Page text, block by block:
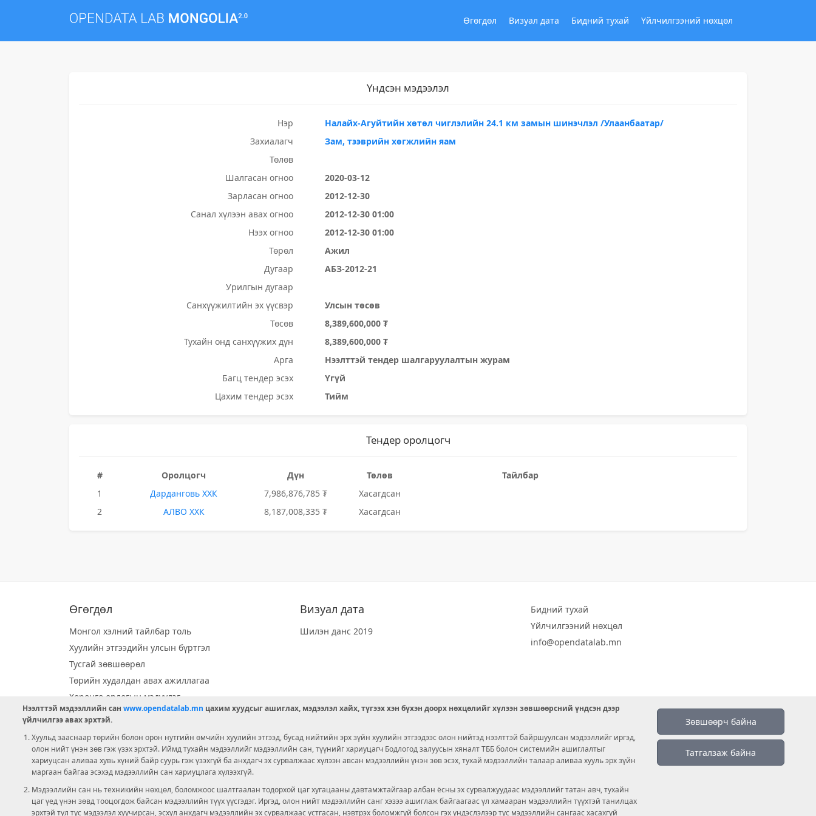
Өгөгдөл Визуал дата Бидний тухай Үйлчилгээний нөхцөл
Үндсэн мэдээлэл
Нэр
Налайх-Агуйтийн хөтөл чиглэлийн 24.1 км замын шинэчлэл /Улаанбаатар/
Захиалагч
Зам, тээврийн хөгжлийн яам
Төлөв
Шалгасан огноо
2020-03-12
Зарласан огноо
2012-12-30
Санал хүлээн авах огноо
2012-12-30 01:00
Нээх огноо
2012-12-30 01:00
Төрөл
Ажил
Дугаар
АБЗ-2012-21
Урилгын дугаар
Санхүүжилтийн эх үүсвэр
Улсын төсөв
Төсөв
8,389,600,000 ₮
Тухайн онд санхүүжих дүн
8,389,600,000 ₮
Арга
Нээлттэй тендер шалгаруулалтын журам
Багц тендер эсэх
Үгүй
Цахим тендер эсэх
Тийм
Тендер оролцогч
# Оролцогч Дүн Төлөв
Тайлбар
1
Дарданговь ХХК 7,986,876,785 ₮
Хасагдсан
2
АЛВО ХХК 8,187,008,335 ₮ Хасагдсан
Өгөгдөл
Монгол хэлний тайлбар толь
Хуулийн этгээдийн улсын бүртгэл
Тусгай зөвшөөрөл
Төрийн худалдан авах ажиллагаа
Хөрөнгө орлогын мэдүүлэг
Орон нутгийн хөгжлийн сан
Ээлжит сонгууль
Ашигт малтмал тусгай зөвшөөрөл
Визуал дата
Шилэн данс 2019
Бидний тухай
Үйлчилгээний нөхцөл
info@opendatalab.mn
© 2026 OPENDATA LAB MONGOLIA.
Зөвшөөрч байна
Татгалзаж байна
Нээлттэй мэдээллийн сан www.opendatalab.mn цахим хуудсыг ашиглах, мэдээлэл хайх, түгээх хэн бүхэн доорх нөхцөлийг хүлээн зөвшөөрсний үндсэн дээр
үйлчилгээ авах эрхтэй.
Хуульд зааснаар төрийн болон орон нутгийн өмчийн хуулийн этгээд, бусад нийтийн эрх зүйн хуулийн этгээдээс олон нийтэд нээлттэй байршуулсан мэдээллийг иргэд,
олон нийт үнэн зөв гэж үзэх эрхтэй. Иймд тухайн мэдээллийг мэдээллийн сан, түүнийг хариуцагч Бодлогод залуусын хяналт ТББ болон системийн ашиглалтыг
хариуцсан аливаа хувь хүний байр суурь гэж үзэхгүй ба анхдагч эх сурвалжаас хүлээн авсан мэдээллийн үнэн зөв эсэх, тухай мэдээллийн талаар аливаа хууль эрх зүйн
маргаан байгаа эсэхэд мэдээллийн сан хариуцлага хүлээхгүй.
Мэдээллийн сан нь техникийн нөхцөл, боломжоос шалтгаалан тодорхой цаг хугацааны давтамжтайгаар албан ёсны эх сурвалжуудаас мэдээллийг татан авч, тухайн
цаг үед үнэн зөвд тооцогдож байсан мэдээллийн түүх үүсгэдэг. Иргэд, олон нийт мэдээллийн санг хэзээ ашиглаж байгаагаас үл хамааран мэдээллийн түүхтэй танилцах
эрхтэй тул тус мэдээлэл хуучирсан, эсхүл анхдагч мэдээллийн эх сурвалжаас устгасан, нэвтрэх боломжгүй болсон гэх үндэслэлээр тус мэдээллийн сангаас хасахгүй